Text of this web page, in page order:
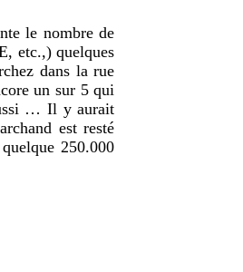
le nombre de
etc.,) quelques
dans la rue
un sur 5 qui
… Il y aurait
est resté
250.000